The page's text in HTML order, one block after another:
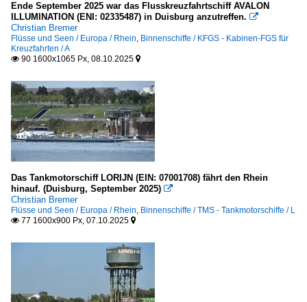
Ende September 2025 war das Flusskreuzfahrtschiff AVALON
ILLUMINATION (ENI: 02335487) in Duisburg anzutreffen. 
Christian Bremer
Flüsse und Seen / Europa / Rhein, Binnenschiffe / KFGS - Kabinen-FGS für
Kreuzfahrten / A
 90 1600x1065 Px, 08.10.2025 
Das Tankmotorschiff LORIJN (EIN: 07001708) fährt den Rhein
hinauf. (Duisburg, September 2025) 
Christian Bremer
Flüsse und Seen / Europa / Rhein, Binnenschiffe / TMS - Tankmotorschiffe / L
 77 1600x900 Px, 07.10.2025 